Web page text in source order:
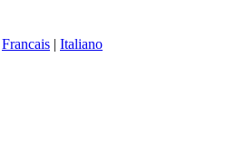
Francais | Italiano